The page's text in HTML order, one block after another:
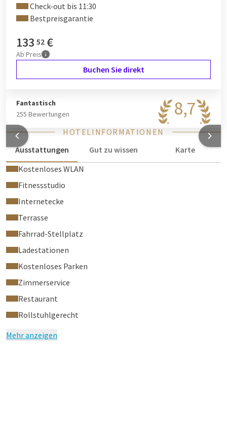
Check-out bis 11:30
Bestpreisgarantie
133 52 €
Ab Preis
Buchen Sie direkt
8,7
Fantastisch
255 Bewertungen
HOTELINFORMATIONEN
Ausstattungen
Gut zu wissen
Karte
Kostenloses WLAN
Fitnessstudio
Internetecke
Terrasse
Fahrrad-Stellplatz
Ladestationen
Kostenloses Parken
Zimmerservice
Restaurant
Rollstuhlgerecht
Mehr anzeigen